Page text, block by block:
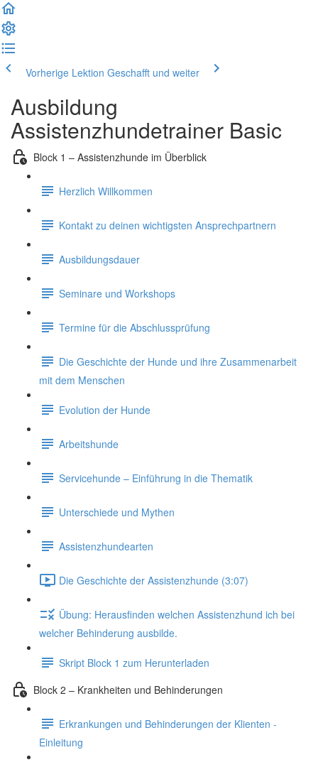
Vorherige Lektion Geschafft und weiter
Ausbildung
Assistenzhundetrainer Basic
Block 1 – Assistenzhunde im Überblick
Herzlich Willkommen
Kontakt zu deinen wichtigsten Ansprechpartnern
Ausbildungsdauer
Seminare und Workshops
Termine für die Abschlussprüfung
Die Geschichte der Hunde und ihre Zusammenarbeit
mit dem Menschen
Evolution der Hunde
Arbeitshunde
Servicehunde – Einführung in die Thematik
Unterschiede und Mythen
Assistenzhundearten
Die Geschichte der Assistenzhunde (3:07)
Übung: Herausfinden welchen Assistenzhund ich bei
welcher Behinderung ausbilde.
Skript Block 1 zum Herunterladen
Block 2 – Krankheiten und Behinderungen
Erkrankungen und Behinderungen der Klienten -
Einleitung